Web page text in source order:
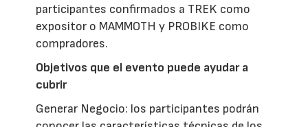
participantes confirmados a TREK como
expositor o MAMMOTH y PROBIKE como
compradores.
Objetivos que el evento puede ayudar a
cubrir
Generar Negocio: los participantes podrán